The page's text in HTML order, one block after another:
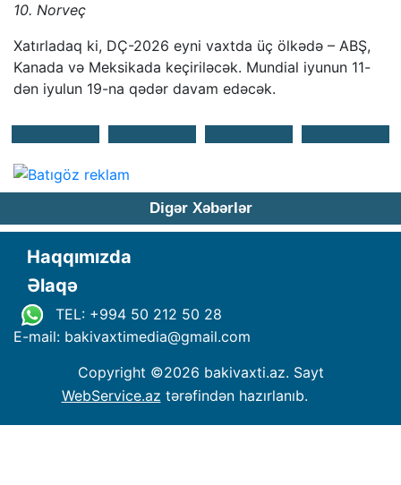
10. Norveç
Xatırladaq ki, DÇ-2026 eyni vaxtda üç ölkədə – ABŞ,
Kanada və Meksikada keçiriləcək. Mundial iyunun 11-
dən iyulun 19-na qədər davam edəcək.
Digər Xəbərlər
Haqqımızda
Əlaqə
TEL: +994 50 212 50 28
E-mail: bakivaxtimedia@gmail.com
Copyright ©2026 bakivaxti.az. Sayt
WebService.az tərəfindən hazırlanıb.